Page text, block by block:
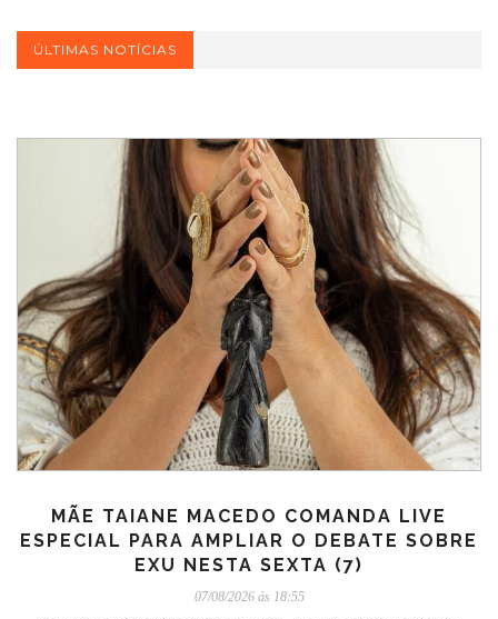
ÚLTIMAS NOTÍCIAS
MÃE TAIANE MACEDO COMANDA LIVE
ESPECIAL PARA AMPLIAR O DEBATE SOBRE
EXU NESTA SEXTA (7)
07/08/2026 ás 18:55